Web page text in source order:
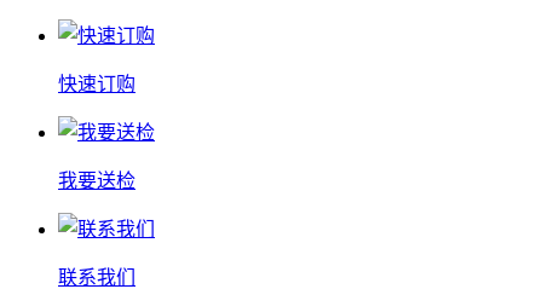
快速订购
我要送检
联系我们